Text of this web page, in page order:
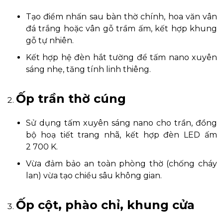
Tạo điểm nhấn sau bàn thờ chính, hoa văn vân
đá trắng hoặc vân gỗ trầm ấm, kết hợp khung
gỗ tự nhiên.
Kết hợp hệ đèn hắt tường để tấm nano xuyên
sáng nhẹ, tăng tính linh thiêng.
Ốp trần thờ cúng
Sử dụng tấm xuyên sáng nano cho trần, đồng
bộ hoạ tiết trang nhã, kết hợp đèn LED ấm
2 700 K.
Vừa đảm bảo an toàn phòng thờ (chống cháy
lan) vừa tạo chiều sâu không gian.
Ốp cột, phào chỉ, khung cửa